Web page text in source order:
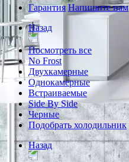
Гарантия Напишите нам
Назад
Посмотреть все
No Frost
Двухкамерные
Однокамерные
Встраиваемые
Side By Side
Черные
Подобрать холодильник
Назад